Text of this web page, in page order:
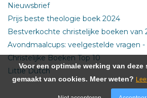
Nieuwsbrief
Prijs beste theologie boek 2024
Bestverkochte christelijke boeken van
Avondmaalcups: veelgestelde vragen -
Christelijke Boeken Top 10
Little Dutch
Voor een optimale werking van
gemaakt van cookies. Meer weten?